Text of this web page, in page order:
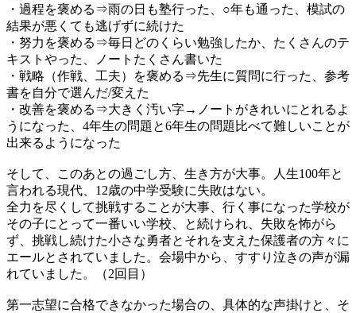
・過程を褒める⇒雨の日も塾行った、○年も通った、模試の
結果が悪くても逃げずに続けた
・努力を褒める⇒毎日どのくらい勉強したか、たくさんのテ
キストやった、ノートたくさん書いた
・戦略（作戦、工夫）を褒める⇒先生に質問に行った、参考
書を自分で選んだ/変えた
・改善を褒める⇒大きく汚い字→ノートがきれいにとれるよ
うになった、4年生の問題と6年生の問題比べて難しいことが
出来るようになった
そして、このあとの過ごし方、生き方が大事。人生100年と
言われる現代、12歳の中学受験に失敗はない。
全力を尽くして挑戦することが大事、行く事になった学校が
その子にとって一番いい学校、と続けられ、失敗を怖がら
ず、挑戦し続けた小さな勇者とそれを支えた保護者の方々に
エールとされていました。会場中から、すすり泣きの声が漏
れていました。（2回目）
第一志望に合格できなかった場合の、具体的な声掛けと、そ